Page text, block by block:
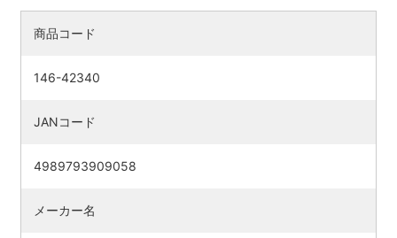
商品コード
146-42340
JANコード
4989793909058
メーカー名